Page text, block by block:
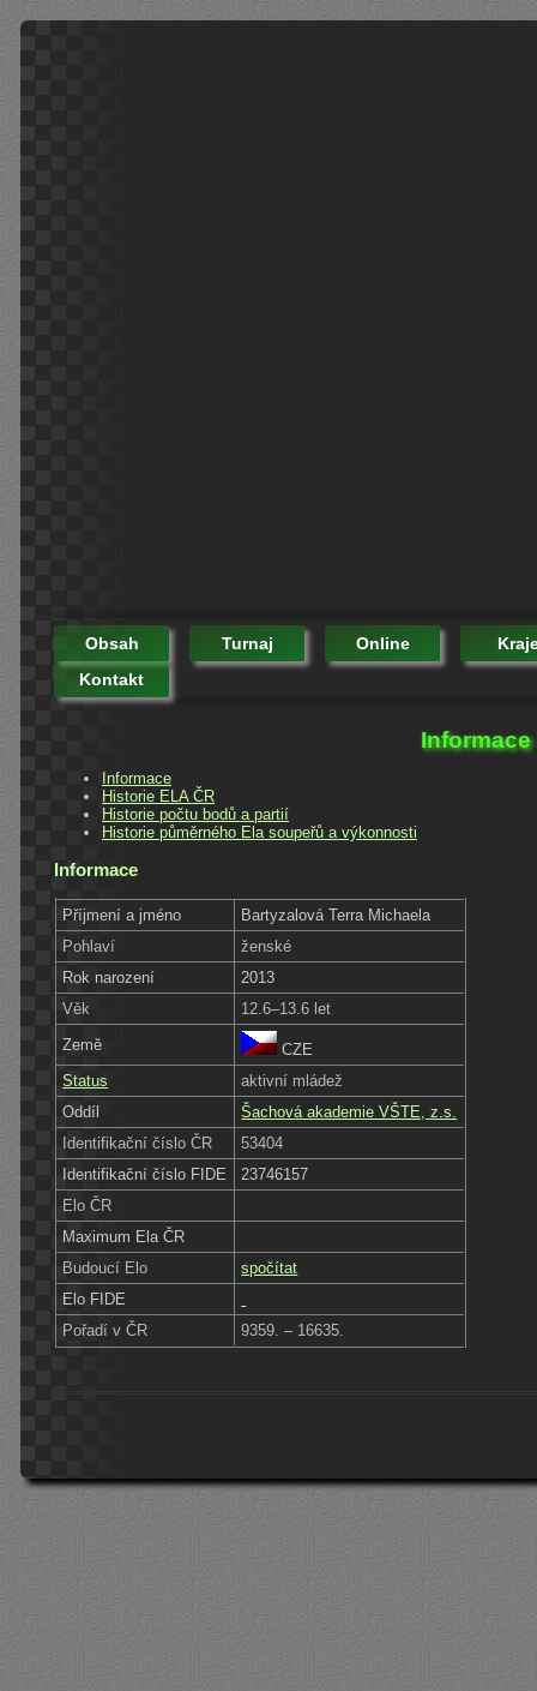
Obsah Turnaj Online
Kontakt
Informace
Historie ELA ČR
Historie počtu bodů a partií
Historie půměrného Ela soupeřů a výkonnosti
Informace
Příjmení a jméno
Bartyzalová Terra Michaela
Pohlaví
ženské
Rok narození
2013
Věk
12.6–13.6 let
Země
CZE
Status
aktivní mládež
Oddíl
Šachová akademie VŠTE, z.s.
Identifikační číslo ČR
53404
Identifikační číslo FIDE
23746157
Elo ČR
Maximum Ela ČR
Budoucí Elo
spočítat
Elo FIDE
Pořadí v ČR
9359. – 16635.